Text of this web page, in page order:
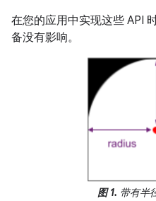
在您的应用中实现这些 API
备没有影响。
图 1. 带有半